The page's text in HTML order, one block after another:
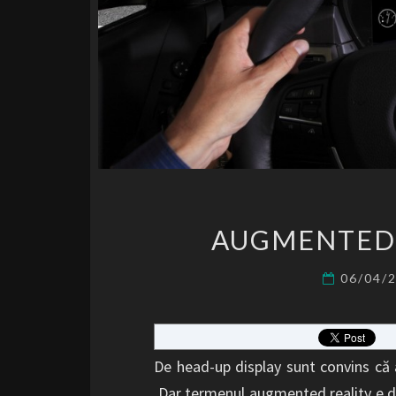
06/04/
De head-up display sunt convins